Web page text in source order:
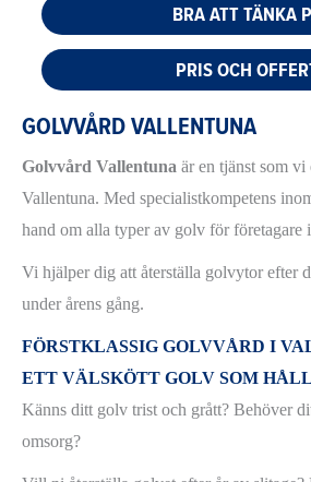
BRA ATT TÄNKA
PRIS OCH
GOLVVÅRD VALLENTUNA
Golvvård Vallentuna är en tjänst som
Vallentuna. Med specialistkompetens
hand om alla typer av golv för företagare
Vi hjälper dig att återställa golvytor efter
under årens gång.
FÖRSTKLASSIG GOLVVÅRD I
ETT VÄLSKÖTT GOLV SOM
Känns ditt golv trist och grått? Behöver
omsorg?